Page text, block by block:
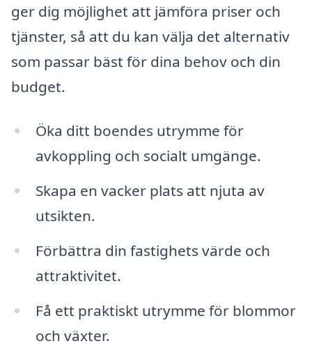
ger dig möjlighet att jämföra priser och
tjänster, så att du kan välja det alternativ
som passar bäst för dina behov och din
budget.
Öka ditt boendes utrymme för
avkoppling och socialt umgänge.
Skapa en vacker plats att njuta av
utsikten.
Förbättra din fastighets värde och
attraktivitet.
Få ett praktiskt utrymme för blommor
och växter.